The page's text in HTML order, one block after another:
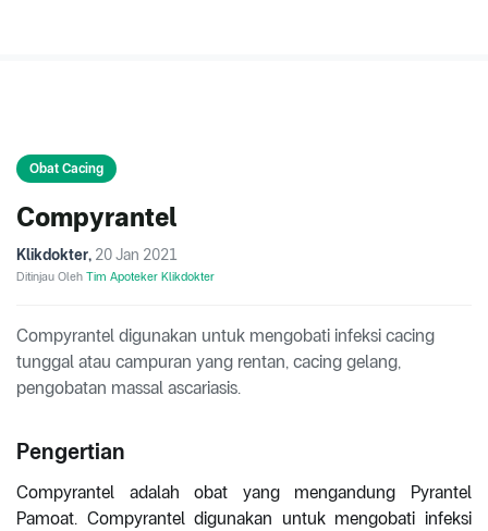
Obat Cacing
Compyrantel
Klikdokter, 20 Jan 2021
Ditinjau Oleh Tim Apoteker Klikdokter
Compyrantel digunakan untuk mengobati infeksi cacing
tunggal atau campuran yang rentan, cacing gelang,
pengobatan massal ascariasis.
Pengertian
Compyrantel adalah obat yang mengandung Pyrantel
Pamoat. Compyrantel digunakan untuk mengobati infeksi